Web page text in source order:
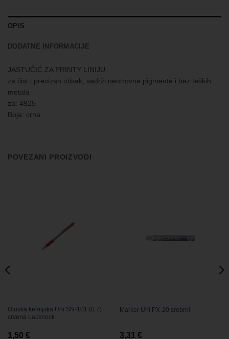
OPIS
DODATNE INFORMACIJE
JASTUČIĆ ZA PRINTY LINIJU
za čist i precizan otisak; sadrži neotrovne pigmente i bez teških
metala
za: 4925
Boja: crna
POVEZANI PROIZVODI
Olovka kemijska Uni SN-101 (0.7)
crvena Lacknock
1,50 €
Marker Uni PX-20 srebrni
3,31 €